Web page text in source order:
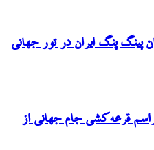
پنگ ایران در تور جهانی
قرعه‌کشی جام جهانی از